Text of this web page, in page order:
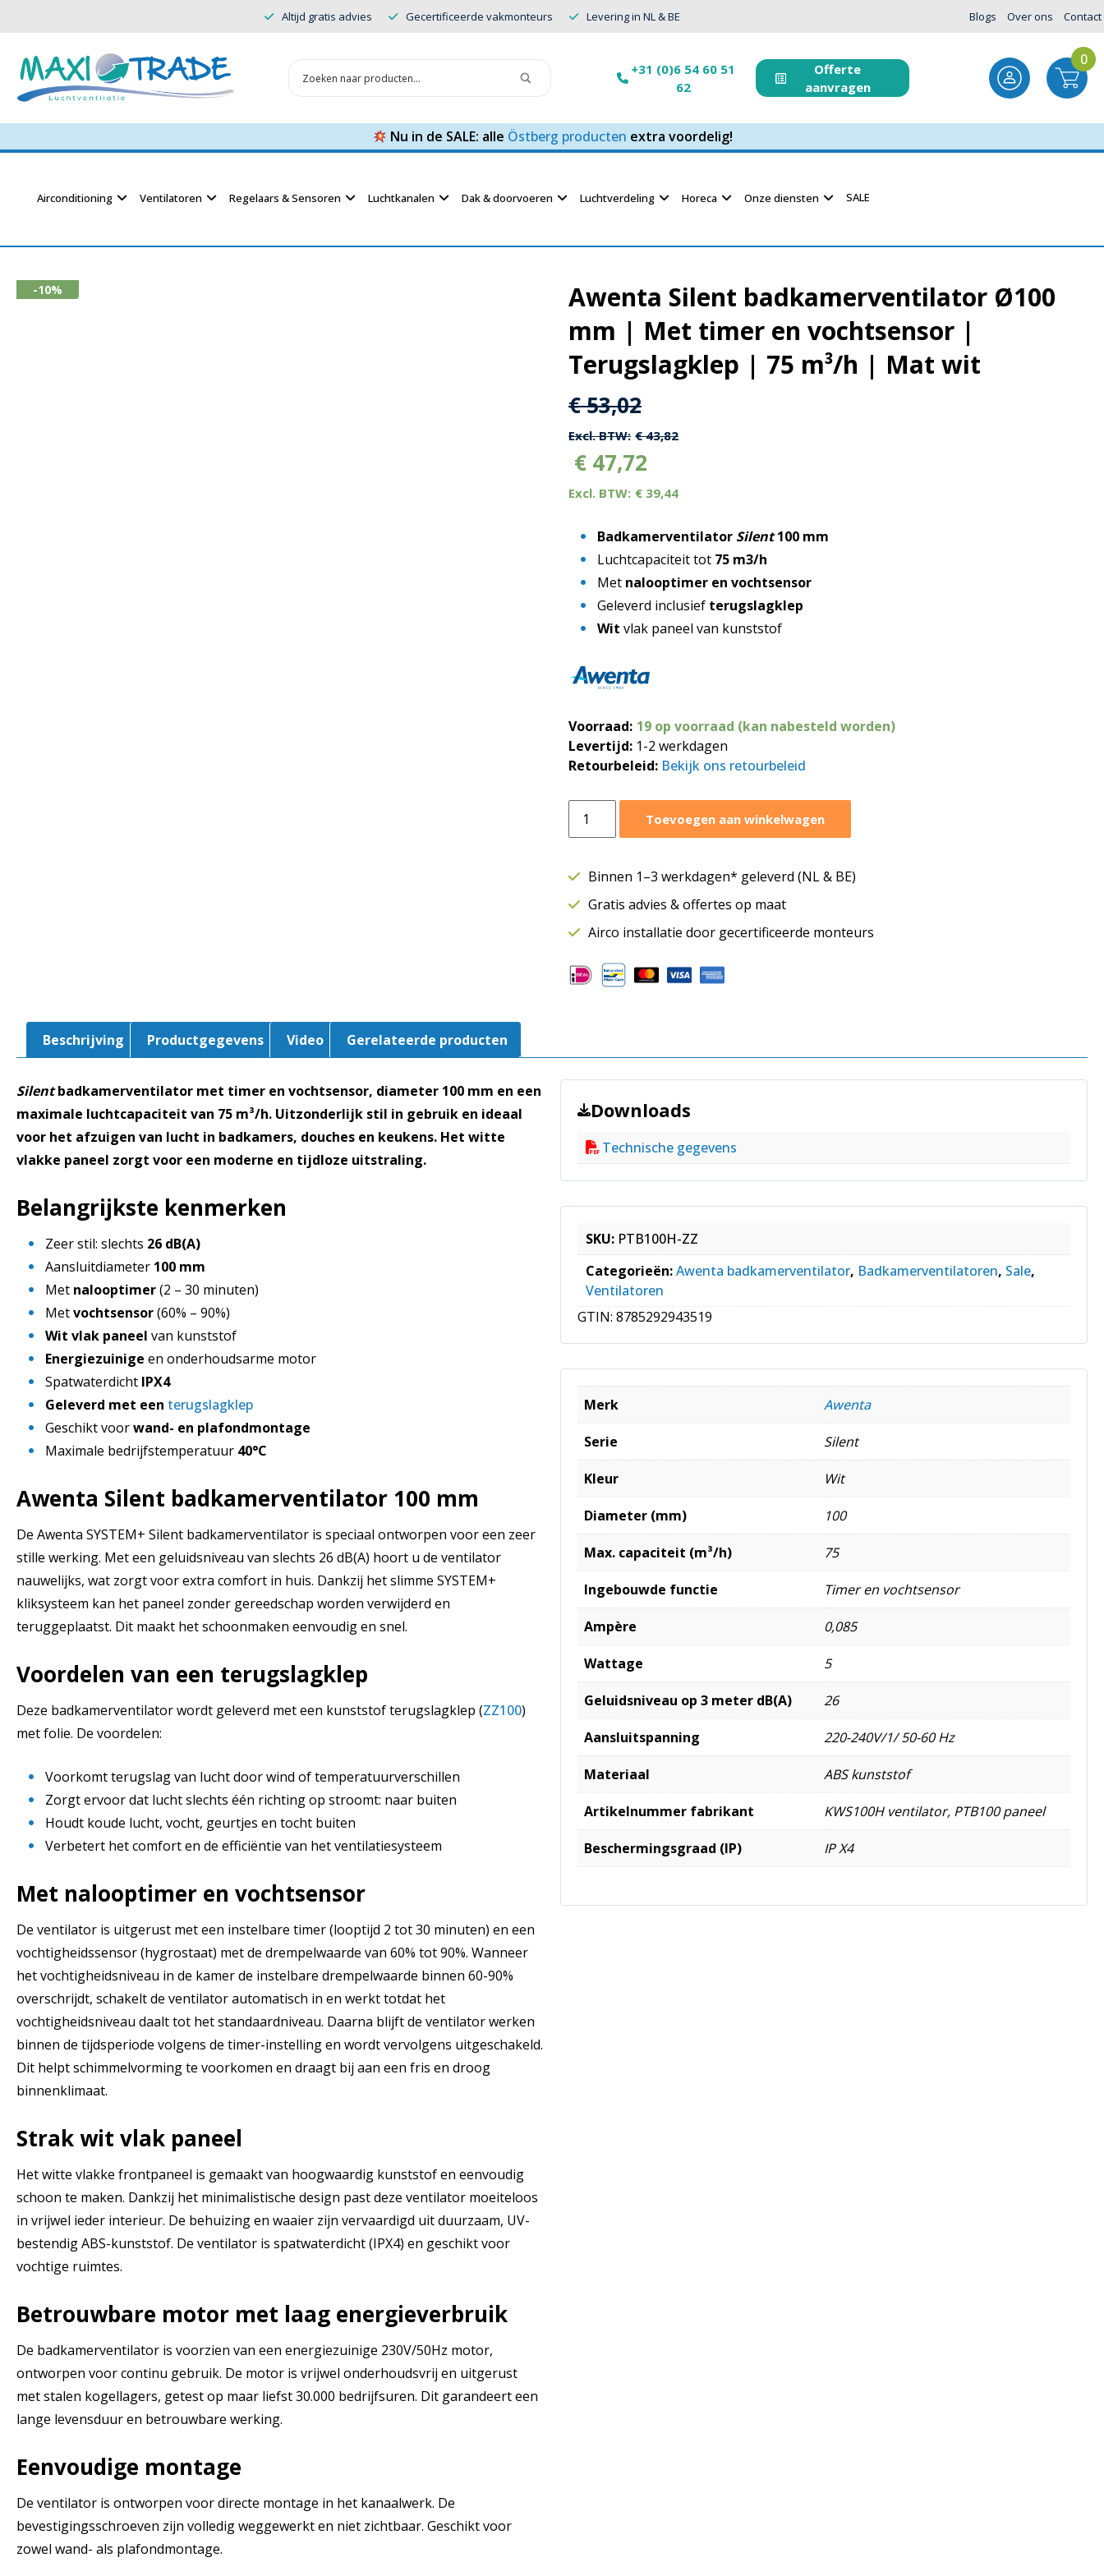
Altijd gratis advies Gecertificeerde vakmonteurs Levering in NL & BE Blogs Over ons Contact
+31 (0)6 54 60 51
62
Offerte
aanvragen
0
Nu in de SALE: alle Östberg producten extra voordelig!
Airconditioning Ventilatoren Regelaars & Sensoren Luchtkanalen Dak & doorvoeren Luchtverdeling Horeca Onze diensten SALE
-10%
Awenta Silent badkamerventilator Ø100
mm | Met timer en vochtsensor |
Terugslagklep | 75 m³/h | Mat wit
Oorspronkelijke
prijs
was:
€ 53,02.
€53,02Huidige
prijs
is:
€ 53,02.
€43,82
€ 47,72
€ 39,44
Badkamerventilator Silent 100 mm
Luchtcapaciteit tot 75 m3/h
Met nalooptimer en vochtsensor
Geleverd inclusief terugslagklep
Wit vlak paneel van kunststof
Voorraad: 19 op voorraad (kan nabesteld worden)
Levertijd: 1-2 werkdagen
Retourbeleid: Bekijk ons retourbeleid
Silent
Ø100
|
Met
en
vochtsensor
m³/h
aantal
Toevoegen aan winkelwagen
Binnen 1–3 werkdagen* geleverd (NL & BE)
Gratis advies & offertes op maat
Airco installatie door gecertificeerde monteurs
Beschrijving Productgegevens Video Gerelateerde producten
Silentbadkamerventilator met timer en vochtsensor, diameter 100 mm en een
maximale luchtcapaciteit van 75 m³/h. Uitzonderlijk stil in gebruik en ideaal
voor het afzuigen van lucht in badkamers, douches en keukens. Het witte
vlakke paneel zorgt voor een moderne en tijdloze uitstraling.
Belangrijkste kenmerken
Zeer stil: slechts 26 dB(A)
Aansluitdiameter 100 mm
Met nalooptimer(2 – 30 minuten)
Metvochtsensor(60% – 90%)
Wit vlak paneel van kunststof
Energiezuinige en onderhoudsarme motor
Spatwaterdicht IPX4
Geleverd met een terugslagklep
Geschikt voorwand- en plafondmontage
Maximale bedrijfstemperatuur 40°C
Awenta Silent badkamerventilator 100 mm
De Awenta SYSTEM+ Silent badkamerventilator is speciaal ontworpen voor een zeer
stille werking. Met een geluidsniveau van slechts 26 dB(A) hoort u de ventilator
nauwelijks, wat zorgt voor extra comfort in huis. Dankzij het slimme SYSTEM+
kliksysteem kan het paneel zonder gereedschap worden verwijderd en
teruggeplaatst. Dit maakt het schoonmaken eenvoudig en snel.
Voordelen van een terugslagklep
Deze badkamerventilator wordt geleverd met een kunststof terugslagklep (ZZ100)
met folie. De voordelen:
Voorkomt terugslag van lucht door wind of temperatuurverschillen
Zorgt ervoor dat lucht slechts één richting op stroomt: naar buiten
Houdt koude lucht, vocht, geurtjes en tocht buiten
Verbetert het comfort en de efficiëntie van het ventilatiesysteem
Met nalooptimer en vochtsensor
De ventilator is uitgerust met een instelbare timer (looptijd 2 tot 30 minuten) en een
vochtigheidssensor (hygrostaat) met de drempelwaarde van 60% tot 90%. Wanneer
het vochtigheidsniveau in de kamer de instelbare drempelwaarde binnen 60-90%
overschrijdt, schakelt de ventilator automatisch in en werkt totdat het
vochtigheidsniveau daalt tot het standaardniveau. Daarna blijft de ventilator werken
binnen de tijdsperiode volgens de timer-instelling en wordt vervolgens uitgeschakeld.
Dit helpt schimmelvorming te voorkomen en draagt bij aan een fris en droog
binnenklimaat.
Strak wit vlak paneel
Het witte vlakke frontpaneel is gemaakt van hoogwaardig kunststof en eenvoudig
schoon te maken. Dankzij het minimalistische design past deze ventilator moeiteloos
in vrijwel ieder interieur. De behuizing en waaier zijn vervaardigd uit duurzaam, UV-
bestendig ABS-kunststof. De ventilator is spatwaterdicht (IPX4) en geschikt voor
vochtige ruimtes.
Betrouwbare motor met laag energieverbruik
De badkamerventilator is voorzien van een energiezuinige 230V/50Hz motor,
ontworpen voor continu gebruik. De motor is vrijwel onderhoudsvrij en uitgerust
met stalen kogellagers, getest op maar liefst 30.000 bedrijfsuren. Dit garandeert een
lange levensduur en betrouwbare werking.
Eenvoudige montage
De ventilator is ontworpen voor directe montage in het kanaalwerk. De
bevestigingsschroeven zijn volledig weggewerkt en niet zichtbaar. Geschikt voor
zowel wand- als plafondmontage.
Downloads
Technische gegevens
SKU: PTB100H-ZZ
Categorieën:Awenta badkamerventilator, Badkamerventilatoren, Sale,
Ventilatoren
GTIN: 8785292943519
Merk Awenta
Serie Silent
Kleur Wit
Diameter (mm) 100
Max. capaciteit (m³/h) 75
Ingebouwde functie Timer en vochtsensor
Ampère 0,085
Wattage 5
Geluidsniveau op 3 meter dB(A) 26
Aansluitspanning 220-240V/1/ 50-60 Hz
Materiaal ABS kunststof
Artikelnummer fabrikant KWS100H ventilator, PTB100 paneel
Beschermingsgraad (IP) IP X4